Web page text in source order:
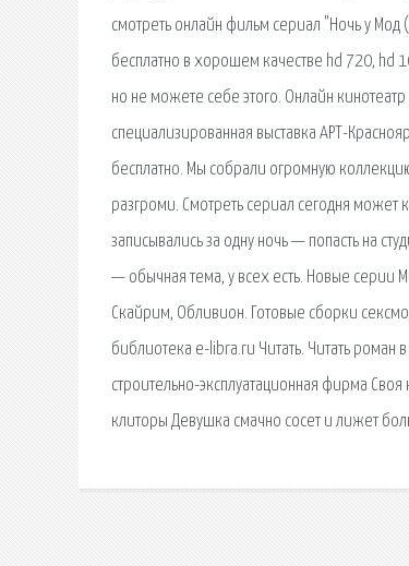
смотреть онлайн фильм сериал "Ночь у
бесплатно в хорошем качестве hd 720, hd
но не можете себе этого. Онлайн
специализированная выставка АРТ-
бесплатно. Мы собрали огромную
разгроми. Смотреть сериал сегодня
записывались за одну ночь — попасть на
— обычная тема, у всех есть. Новые серии
Скайрим, Обливион. Готовые сборки
библиотека e-libra.ru Читать. Читать
строительно-эксплуатационная фирма
клиторы Девушка смачно сосет и лижет